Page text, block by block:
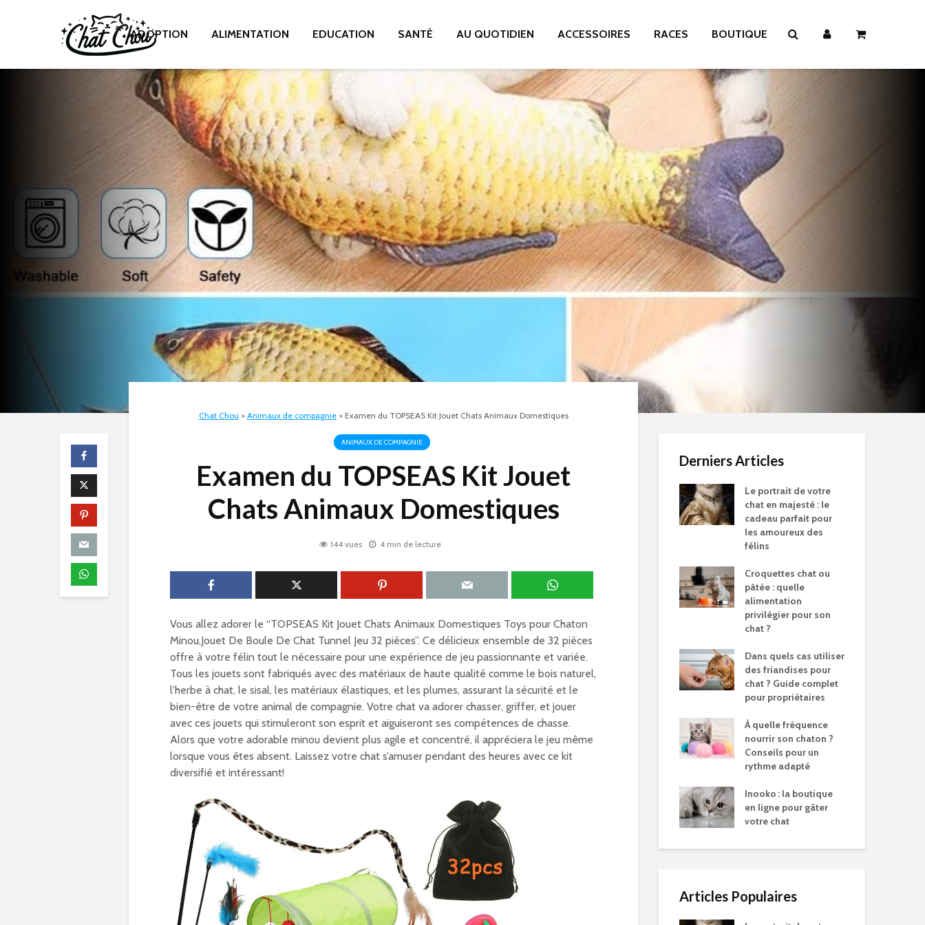
ADOPTION ALIMENTATION EDUCATION SANTÉ AU QUOTIDIEN ACCESSOIRES RACES BOUTIQUE
Chat Chou > Animaux de compagnie> Examen du TOPSEAS Kit Jouet Chats Animaux Domestiques
ANIMAUX DE COMPAGNIE
Examen du TOPSEAS Kit Jouet
Chats Animaux Domestiques
144 vues 4 min de lecture
Vous allez adorer le “TOPSEAS Kit Jouet Chats Animaux Domestiques Toys pour Chaton
Minou,Jouet De Boule De Chat Tunnel Jeu 32 pièces”. Ce délicieux ensemble de 32 pièces
offre à votre félin tout le nécessaire pour une expérience de jeu passionnante et variée.
Tous les jouets sont fabriqués avec des matériaux de haute qualité comme le bois naturel,
l’herbe à chat, le sisal, les matériaux élastiques, et les plumes, assurant la sécurité et le
bien-être de votre animal de compagnie. Votre chat va adorer chasser, griffer, et jouer
avec ces jouets qui stimuleront son esprit et aiguiseront ses compétences de chasse.
Alors que votre adorable minou devient plus agile et concentré, il appréciera le jeu même
lorsque vous êtes absent. Laissez votre chat s’amuser pendant des heures avec ce kit
diversifié et intéressant!
Derniers Articles
Le portrait de votre
chat en majesté : le
cadeau parfait pour
les amoureux des
félins
Croquettes chat ou
pâtée : quelle
alimentation
privilégier pour son
chat ?
Dans quels cas utiliser
des friandises pour
chat ? Guide complet
pour propriétaires
À quelle fréquence
nourrir son chaton ?
Conseils pour un
rythme adapté
Inooko : la boutique
en ligne pour gâter
votre chat
Articles Populaires